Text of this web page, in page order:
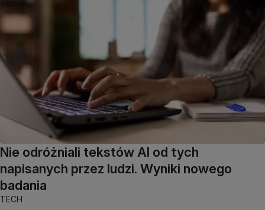
Nie odróżniali tekstów AI od tych
napisanych przez ludzi. Wyniki nowego
badania
TECH